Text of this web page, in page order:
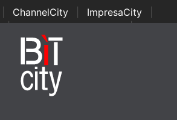
ChannelCity ImpresaCity
| Italian Channel Awards | Italian
Italian Security Awards